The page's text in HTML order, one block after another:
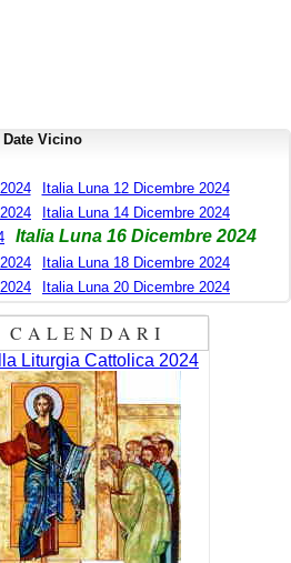
Date Vicino
Italia Luna 12 Dicembre 2024
Italia Luna 14 Dicembre 2024
Italia Luna 16 Dicembre 2024
Italia Luna 18 Dicembre 2024
Italia Luna 20 Dicembre 2024
Liturgia Cattolica 2024